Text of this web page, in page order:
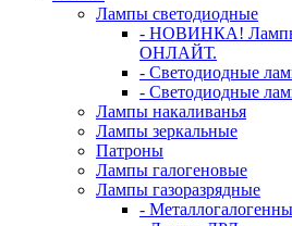
Лампы светодиодные
- НОВИНКА! Лампы
ОНЛАЙТ.
- Светодиодные
- Светодиодные
Лампы накаливанья
Лампы зеркальные
Патроны
Лампы галогеновые
Лампы газоразрядные
-